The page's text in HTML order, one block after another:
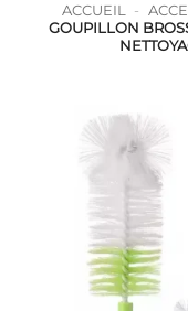
ACCUEIL -
GOUPILLON